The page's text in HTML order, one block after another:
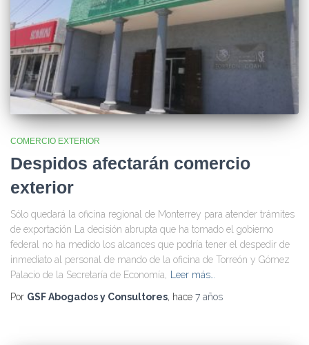
COMERCIO EXTERIOR
Despidos afectarán comercio
exterior
Sólo quedará la oficina regional de Monterrey para atender trámites
de exportación La decisión abrupta que ha tomado el gobierno
federal no ha medido los alcances que podría tener el despedir de
inmediato al personal de mando de la oficina de Torreón y Gómez
Palacio de la Secretaría de Economía,
Leer más…
Por GSF Abogados y Consultores, hace 7 años